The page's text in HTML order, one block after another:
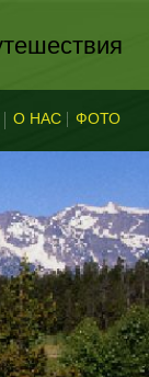
О НАС ФОТО